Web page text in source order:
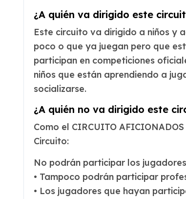
¿A quién va dirigido este
Este circuito va dirigido a niños y
poco o que ya juegan pero que
participan en competiciones
niños que están aprendiendo a
socializarse.
¿A quién no va dirigido este
Como el CIRCUITO
Circuito:
No podrán participar los
• Tampoco podrán participar
• Los jugadores que hayan